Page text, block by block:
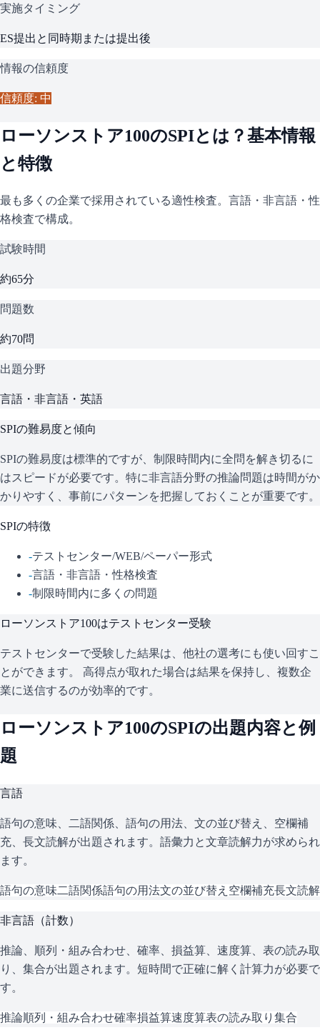
実施タイミング
ES提出と同時期または提出後
情報の信頼度
信頼度: 中
ローソンストア100のSPIとは？基本情報
と特徴
最も多くの企業で採用されている適性検査。言語・非言語・性
格検査で構成。
試験時間
約65分
問題数
約70問
出題分野
言語・非言語・英語
SPIの難易度と傾向
SPIの難易度は標準的ですが、制限時間内に全問を解き切るに
はスピードが必要です。特に非言語分野の推論問題は時間がか
かりやすく、事前にパターンを把握しておくことが重要です。
SPIの特徴
-テストセンター/WEB/ペーパー形式
-言語・非言語・性格検査
-制限時間内に多くの問題
ローソンストア100はテストセンター受験
テストセンターで受験した結果は、他社の選考にも使い回すこ
とができます。 高得点が取れた場合は結果を保持し、複数企
業に送信するのが効率的です。
ローソンストア100のSPIの出題内容と例
題
言語
語句の意味、二語関係、語句の用法、文の並び替え、空欄補
充、長文読解が出題されます。語彙力と文章読解力が求められ
ます。
語句の意味二語関係語句の用法文の並び替え 空欄補充長文読解
非言語（計数）
推論、順列・組み合わせ、確率、損益算、速度算、表の読み取
り、集合が出題されます。短時間で正確に解く計算力が必要で
す。
推論順列・組み合わせ確率損益算速度算表の読み取り 集合